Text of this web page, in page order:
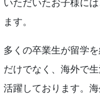
いただいたお子様に
ます。
多くの卒業生が留学
だけでなく、海外で
活躍しております。